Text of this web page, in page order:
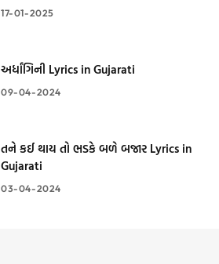
17-01-2025
09-04-2024
અર્ધાંગિની Lyrics in Gujarati
03-04-2024
તને કઈ થાય તો ભડકે બળે બજાર Lyrics in
Gujarati